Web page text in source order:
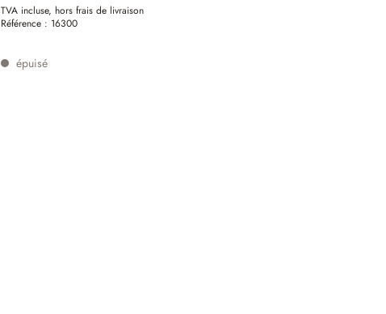
TVA incluse, hors frais de livraison
Référence : 16300
épuisé